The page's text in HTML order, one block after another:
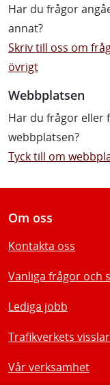
Har du frågor
annat?
Skriv till oss om
övrigt
Webbplatsen
Har du frågor eller
webbplatsen?
Tyck till om
Om oss
Kontakta oss
Vanliga frågor och
Lediga jobb
Trafikverkets
Vår verksamhet